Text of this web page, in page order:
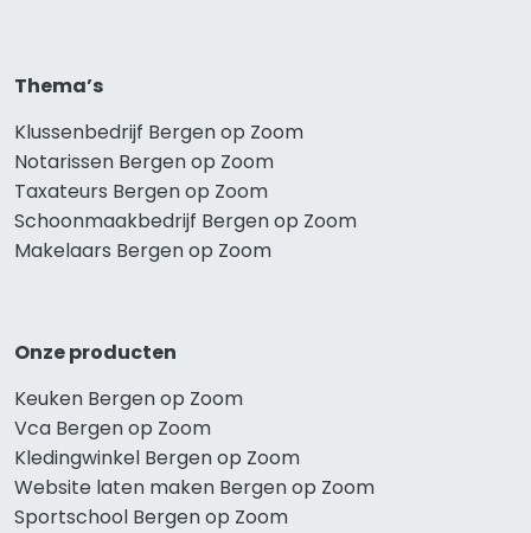
Thema’s
Klussenbedrijf Bergen op Zoom
Notarissen Bergen op Zoom
Taxateurs Bergen op Zoom
Schoonmaakbedrijf Bergen op Zoom
Makelaars Bergen op Zoom
Onze producten
Keuken Bergen op Zoom
Vca Bergen op Zoom
Kledingwinkel Bergen op Zoom
Website laten maken Bergen op Zoom
Sportschool Bergen op Zoom